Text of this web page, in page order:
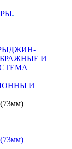
ДЖИН-
БРАЖНЫЕ И
И